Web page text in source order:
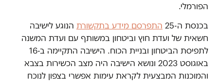
הפורמלי.
בכנסת ה-25
התפרסם מידע בתקשורת הנוגע לישיבה
חשאית של ועדת חוץ וביטחון במשותף עם ועדת המשנה
לתפיסת הביטחון ובניית הכוח. הישיבה התקיימה ב-16
באוגוסט 2023 ונושא הישיבה היה מצב הכשירות בצבא
והמוכנות המבצעית לקראת עימות אפשרי בצפון לנוכח